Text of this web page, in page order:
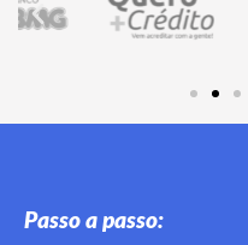
Passo a passo: